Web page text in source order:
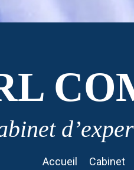
Accueil Cabinet